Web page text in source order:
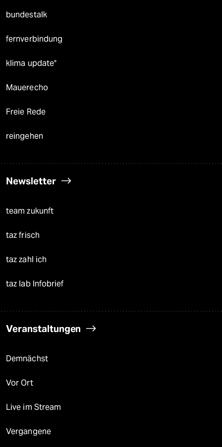
bundestalk
fernverbindung
klima update°
Mauerecho
Freie Rede
reingehen
Newsletter
team zukunft
taz frisch
taz zahl ich
taz lab Infobrief
Veranstaltungen
Demnächst
Vor Ort
Live im Stream
Vergangene